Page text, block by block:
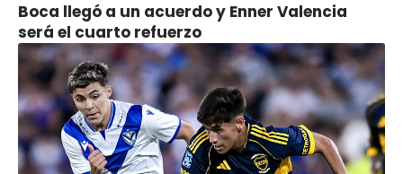
Boca llegó a un acuerdo y Enner Valencia
será el cuarto refuerzo